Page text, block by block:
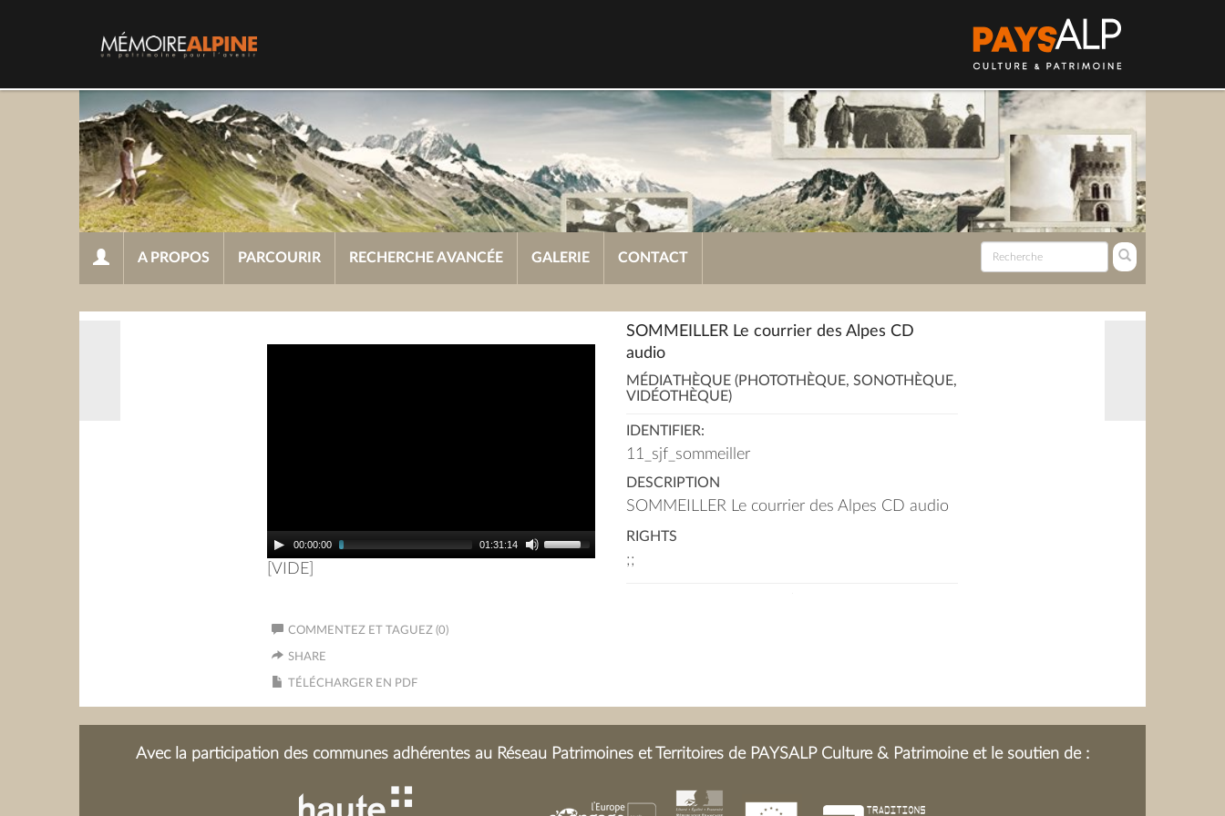
A PROPOS PARCOURIR RECHERCHE AVANCÉE GALERIE CONTACT
00:00:00 01:31:14
[VIDE]
COMMENTEZ ET TAGUEZ (0)
SHARE
TÉLÉCHARGER EN PDF
SOMMEILLER Le courrier des Alpes CD
audio
MÉDIATHÈQUE (PHOTOTHÈQUE, SONOTHÈQUE,
VIDÉOTHÈQUE)
IDENTIFIER:
11_sjf_sommeiller
DESCRIPTION
SOMMEILLER Le courrier des Alpes CD audio
RIGHTS
;;
Avec la participation des communes adhérentes au Réseau Patrimoines et Territoires de PAYSALP Culture & Patrimoine et le soutien de :